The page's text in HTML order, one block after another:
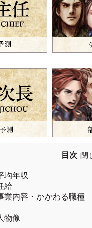
目次 [閉
均年収
給
業内容・かかわる職種
物像